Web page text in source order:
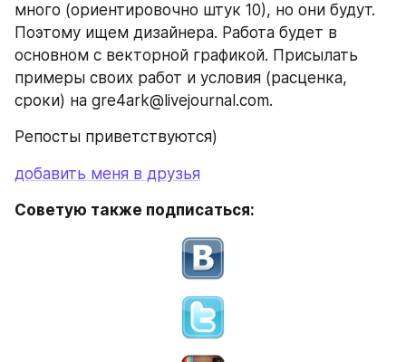
много (ориентировочно штук 10), но они будут.
Поэтому ищем дизайнера. Работа будет в
основном с векторной графикой. Присылать
примеры своих работ и условия (расценка,
сроки) на gre4ark@livejournal.com.
Репосты приветствуются)
добавить меня в друзья
Советую также подписаться: